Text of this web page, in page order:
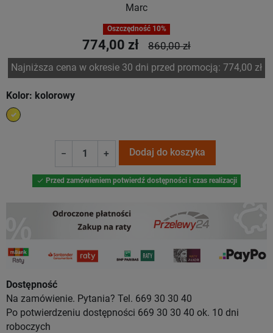
Marc
Oszczędność 10%
774,00 zł 860,00 zł
Najniższa cena w okresie 30 dni przed promocją: 774,00 zł
Kolor: kolorowy
kolorowy
− + Dodaj do koszyka
 Przed zamówieniem potwierdź dostępności i czas realizacji
Dostępność
Na zamówienie. Pytania? Tel. 669 30 30 40
Po potwierdzeniu dostępności 669 30 30 40 ok. 10 dni
roboczych